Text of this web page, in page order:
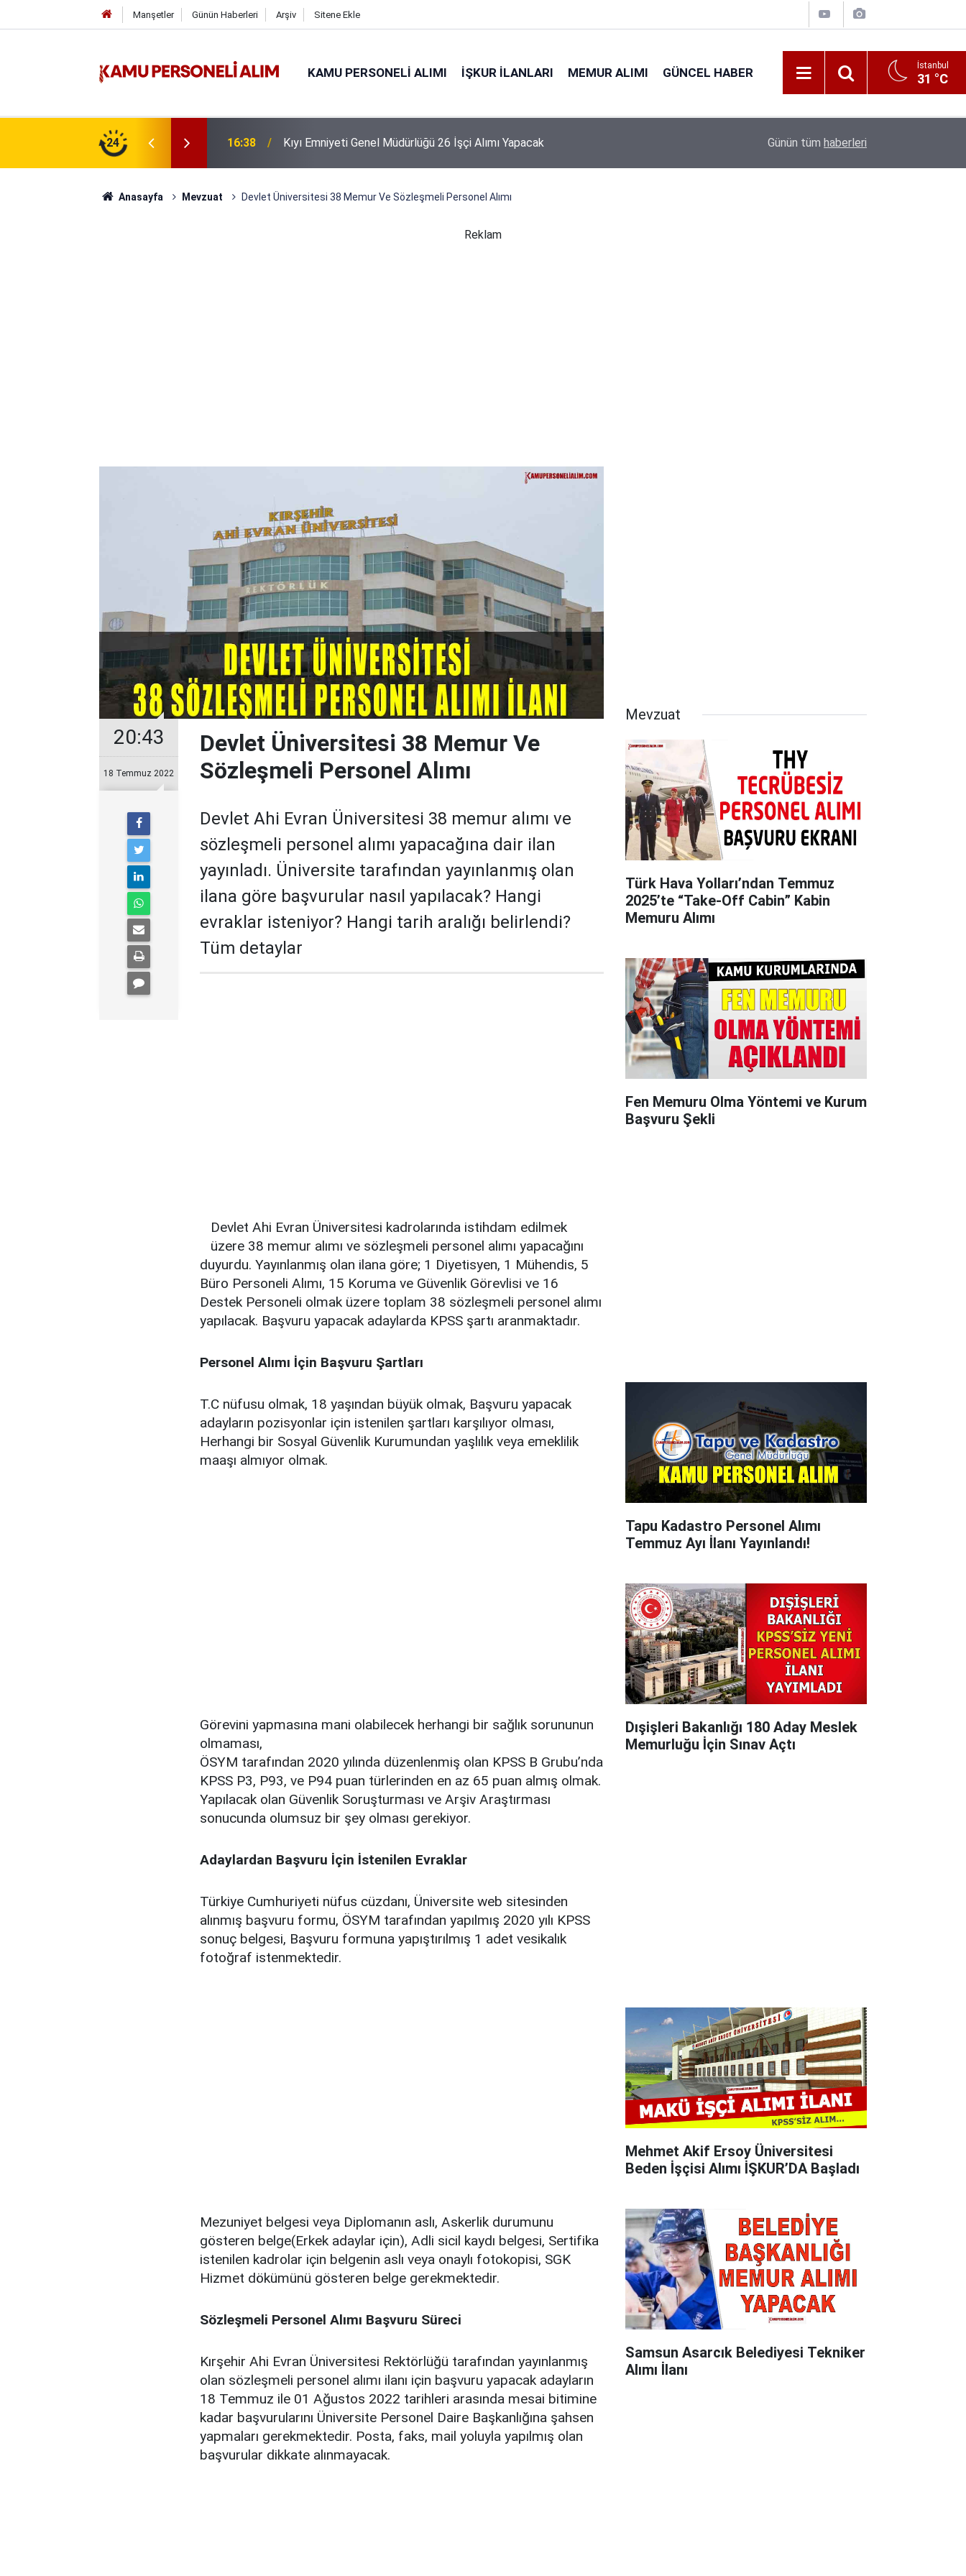
Manşetler Günün Haberleri Arşiv Sitene Ekle
KAMU PERSONELI ALIMI İŞKUR İLANLARI MEMUR ALIMI GÜNCEL HABER İstanbul
31 °C
24
Süresi Doluyor: Son Gün Yarın 16:38 Kıyı Emniyeti Genel Müdürlüğü 26 İşçi Alımı Yapacak Tarım Bakanlığı 1.874 Personel Alacak:
Günün tüm haberleri
Anasayfa Mevzuat Devlet Üniversitesi 38 Memur Ve Sözleşmeli Personel Alımı
Reklam
20:43
18 Temmuz 2022
Devlet Üniversitesi 38 Memur Ve
Sözleşmeli Personel Alımı
Devlet Ahi Evran Üniversitesi 38 memur alımı ve
sözleşmeli personel alımı yapacağına dair ilan
yayınladı. Üniversite tarafından yayınlanmış olan
ilana göre başvurular nasıl yapılacak? Hangi
evraklar isteniyor? Hangi tarih aralığı belirlendi?
Tüm detaylar
Devlet Ahi Evran Üniversitesi kadrolarında istihdam edilmek
üzere 38 memur alımı ve sözleşmeli personel alımı yapacağını
duyurdu. Yayınlanmış olan ilana göre; 1 Diyetisyen, 1 Mühendis, 5
Büro Personeli Alımı, 15 Koruma ve Güvenlik Görevlisi ve 16
Destek Personeli olmak üzere toplam 38 sözleşmeli personel alımı
yapılacak. Başvuru yapacak adaylarda KPSS şartı aranmaktadır.
Personel Alımı İçin Başvuru Şartları
T.C nüfusu olmak, 18 yaşından büyük olmak, Başvuru yapacak
adayların pozisyonlar için istenilen şartları karşılıyor olması,
Herhangi bir Sosyal Güvenlik Kurumundan yaşlılık veya emeklilik
maaşı almıyor olmak.
Görevini yapmasına mani olabilecek herhangi bir sağlık sorununun
olmaması,
ÖSYM tarafından 2020 yılında düzenlenmiş olan KPSS B Grubu’nda
KPSS P3, P93, ve P94 puan türlerinden en az 65 puan almış olmak.
Yapılacak olan Güvenlik Soruşturması ve Arşiv Araştırması
sonucunda olumsuz bir şey olması gerekiyor.
Adaylardan Başvuru İçin İstenilen Evraklar
Türkiye Cumhuriyeti nüfus cüzdanı, Üniversite web sitesinden
alınmış başvuru formu, ÖSYM tarafından yapılmış 2020 yılı KPSS
sonuç belgesi, Başvuru formuna yapıştırılmış 1 adet vesikalık
fotoğraf istenmektedir.
Mezuniyet belgesi veya Diplomanın aslı, Askerlik durumunu
gösteren belge(Erkek adaylar için), Adli sicil kaydı belgesi, Sertifika
istenilen kadrolar için belgenin aslı veya onaylı fotokopisi, SGK
Hizmet dökümünü gösteren belge gerekmektedir.
Sözleşmeli Personel Alımı Başvuru Süreci
Kırşehir Ahi Evran Üniversitesi Rektörlüğü tarafından yayınlanmış
olan sözleşmeli personel alımı ilanı için başvuru yapacak adayların
18 Temmuz ile 01 Ağustos 2022 tarihleri arasında mesai bitimine
kadar başvurularını Üniversite Personel Daire Başkanlığına şahsen
yapmaları gerekmektedir. Posta, faks, mail yoluyla yapılmış olan
başvurular dikkate alınmayacak.
Mevzuat
Türk Hava Yolları’ndan Temmuz
2025’te “Take‑Off Cabin” Kabin
Memuru Alımı
Fen Memuru Olma Yöntemi ve Kurum
Başvuru Şekli
Tapu Kadastro Personel Alımı
Temmuz Ayı İlanı Yayınlandı!
Dışişleri Bakanlığı 180 Aday Meslek
Memurluğu İçin Sınav Açtı
Mehmet Akif Ersoy Üniversitesi
Beden İşçisi Alımı İŞKUR’DA Başladı
Samsun Asarcık Belediyesi Tekniker
Alımı İlanı